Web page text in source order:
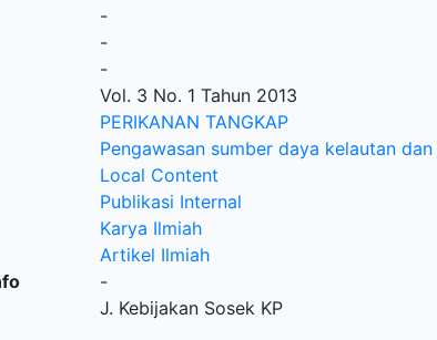
-
-
-
Vol. 3 No. 1 Tahun 2013
PERIKANAN TANGKAP
Pengawasan sumber daya kelautan
Local Content
Publikasi Internal
Karya Ilmiah
Artikel Ilmiah
-
J. Kebijakan Sosek KP